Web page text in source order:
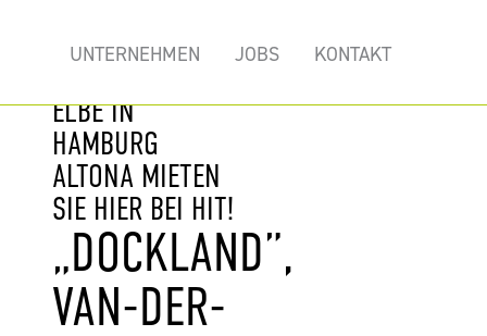
UNTERNEHMEN JOBS KONTAKT
ACHTERRRASSE D
LBE IN H
AMBURG A
LTONA MIETEN S
IE HIER BEI HIT!
„DOCKLAND”,
VAN-DER-